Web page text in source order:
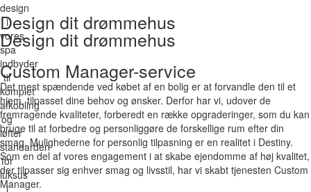
Design dit drømmehus
Design dit drømmehus
Custom Manager-service
Det mest spændende ved købet af en bolig er at forvandle den til et
hjem, tilpasset dine behov og ønsker. Derfor har vi, udover de
fremragende kvaliteter, forberedt en række opgraderinger, som du kan
bruge til at forbedre og personliggøre de forskellige rum efter din
smag. Mulighederne for personlig tilpasning er en realitet i Destiny.
Som en del af vores engagement i at skabe ejendomme af høj kvalitet,
der tilpasser sig enhver smag og livsstil, har vi skabt tjenesten Custom
Manager.